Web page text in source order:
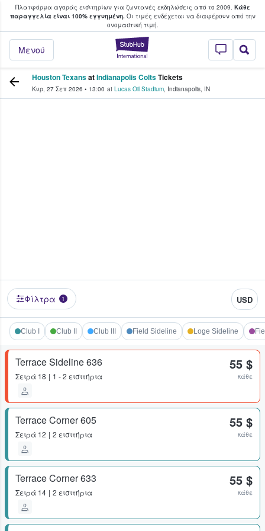
Πλατφόρμα αγοράς εισιτηρίων για ζωντανές εκδηλώσεις από το 2009. Κάθε
παραγγελία είναι 100% εγγυημένη.Οι τιμές ενδέχεται να διαφέρουν από την
oνομαστική τιμή.
StubHub - Όπου
Μενού
φαν αγοράζουν και πουλούν
Houston TexansatIndianapolis ColtsTickets
Κυρ, 27 Σεπ 2026 • 13:00 at Lucas Oil Stadium, Indianapolis, IN
Φίλτρα 1 USD
Club I Club II Club III Field Sideline Loge Sideline
Terrace Sideline 636
Σειρά 18 1 - 2 εισιτήρια
55 $
κάθε
Terrace Corner 605
Σειρά 12 2 εισιτήρια
55 $
κάθε
Terrace Corner 633
Σειρά 14 2 εισιτήρια
55 $
κάθε